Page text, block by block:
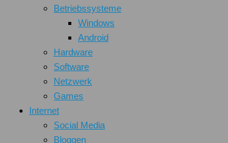
Betriebssysteme
Windows
Android
Hardware
Software
Netzwerk
Games
Internet
Social Media
Bloggen